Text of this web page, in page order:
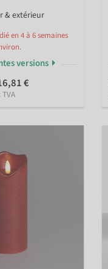
& extérieur
en 4 à 6 semaines
versions
€